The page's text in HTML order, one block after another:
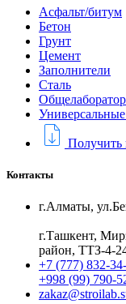
Асфальт/битум
Бетон
Грунт
Цемент
Заполнители
Сталь
Получить
Контакты
г.Алматы,
г.Ташкент,
район, ТТЗ-4-
+7 (777) 832-
+998 (99) 790-